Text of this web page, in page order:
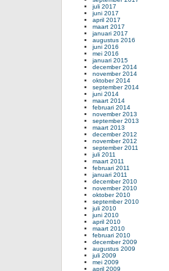
juli 2017
juni 2017
april 2017
maart 2017
januari 2017
augustus 2016
juni 2016
mei 2016
januari 2015
december 2014
november 2014
oktober 2014
september 2014
juni 2014
maart 2014
februari 2014
november 2013
september 2013
maart 2013
december 2012
november 2012
september 2011
juli 2011
maart 2011
februari 2011
januari 2011
december 2010
november 2010
oktober 2010
september 2010
juli 2010
juni 2010
april 2010
maart 2010
februari 2010
december 2009
augustus 2009
juli 2009
mei 2009
april 2009